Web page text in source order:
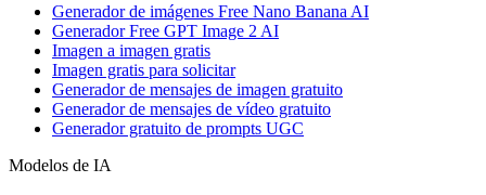
Generador de imágenes Free Nano Banana AI
Generador Free GPT Image 2 AI
Imagen a imagen gratis
Imagen gratis para solicitar
Generador de mensajes de imagen gratuito
Generador de mensajes de vídeo gratuito
Generador gratuito de prompts UGC
Modelos de IA